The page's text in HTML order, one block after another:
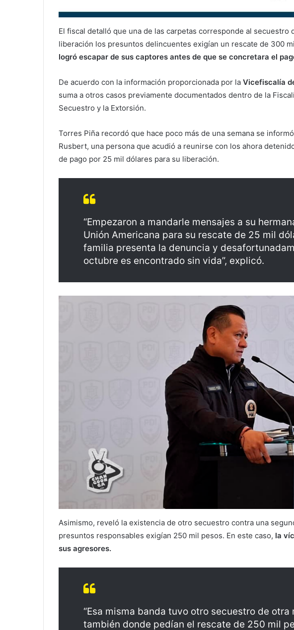
El fiscal detalló que una de las carpetas corresponde al secuestro
liberación los presuntos delincuentes exigían un rescate de 300
logró escapar de sus captores antes de que se concretara el
De acuerdo con la información proporcionada por la Vicefiscalía
suma a otros casos previamente documentados dentro de la
Secuestro y la Extorsión.
Torres Piña recordó que hace poco más de una semana se
Rusbert, una persona que acudió a reunirse con los ahora
de pago por 25 mil dólares para su liberación.
“Empezaron a mandarle mensajes a su
Unión Americana para su rescate de 25 mil
familia presenta la denuncia y
octubre es encontrado sin vida”, explicó.
Asimismo, reveló la existencia de otro secuestro contra una
presuntos responsables exigían 250 mil pesos. En este caso, la
sus agresores.
“Esa misma banda tuvo otro secuestro de otra
también donde pedían el rescate de 250 mil